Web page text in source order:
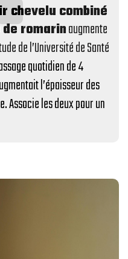
chevelu combiné
de romarinaugmente
de l’Université de Santé
quotidien de 4
l’épaisseur des
Associe les deux pour un